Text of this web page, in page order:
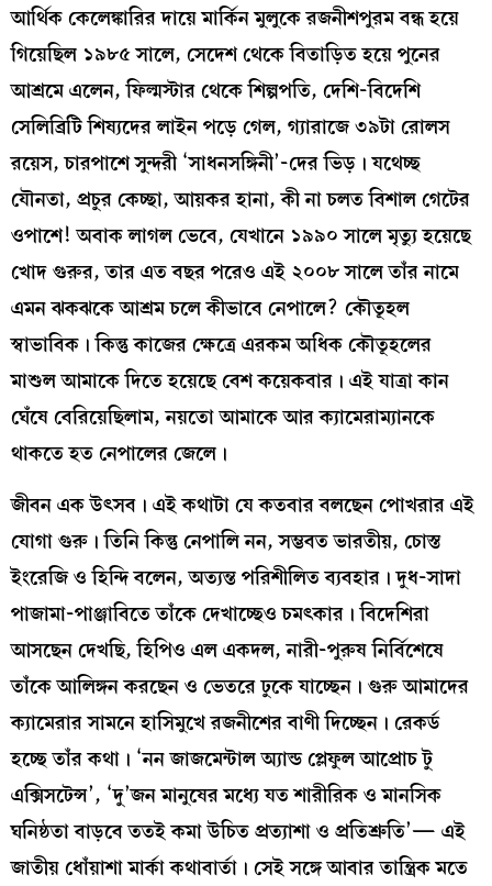
আর্থিক কেলেঙ্কারির দায়ে মার্কিন মুলুকে রজনীশপুরম বন্ধ হয়ে
গিয়েছিল ১৯৮৫ সালে, সেদেশ থেকে বিতাড়িত হয়ে পুনের
আশ্রমে এলেন, ফিল্মস্টার থেকে শিল্পপতি, দেশি-বিদেশি
সেলিব্রিটি শিষ্যদের লাইন পড়ে গেল, গ্যারাজে ৩৯টা রোলস
রয়েস, চারপাশে সুন্দরী ‘সাধনসঙ্গিনী’-দের ভিড়। যথেচ্ছ
যৌনতা, প্রচুর কেচ্ছা, আয়কর হানা, কী না চলত বিশাল গেটের
ওপাশে! অবাক লাগল ভেবে, যেখানে ১৯৯০ সালে মৃত্যু হয়েছে
খোদ গুরুর, তার এত বছর পরেও এই ২০০৮ সালে তাঁর নামে
এমন ঝকঝকে আশ্রম চলে কীভাবে নেপালে? কৌতূহল
স্বাভাবিক। কিন্তু কাজের ক্ষেত্রে এরকম অধিক কৌতূহলের
মাশুল আমাকে দিতে হয়েছে বেশ কয়েকবার। এই যাত্রা কান
ঘেঁষে বেরিয়েছিলাম, নয়তো আমাকে আর ক্যামেরাম্যানকে
থাকতে হত নেপালের জেলে।
জীবন এক উৎসব। এই কথাটা যে কতবার বলছেন পোখরার এই
যোগা গুরু। তিনি কিন্তু নেপালি নন, সম্ভবত ভারতীয়, চোস্ত
ইংরেজি ও হিন্দি বলেন, অত্যন্ত পরিশীলিত ব্যবহার। দুধ-সাদা
পাজামা-পাঞ্জাবিতে তাঁকে দেখাচ্ছেও চমৎকার। বিদেশিরা
আসছেন দেখছি, হিপিও এল একদল, নারী-পুরুষ নির্বিশেষে
তাঁকে আলিঙ্গন করছেন ও ভেতরে ঢুকে যাচ্ছেন। গুরু আমাদের
ক্যামেরার সামনে হাসিমুখে রজনীশের বাণী দিচ্ছেন। রেকর্ড
হচ্ছে তাঁর কথা। ‘নন জাজমেন্টাল অ্যান্ড প্লেফুল আপ্রোচ টু
এক্সিসটেন্স’, ‘দু’জন মানুষের মধ্যে যত শারীরিক ও মানসিক
ঘনিষ্ঠতা বাড়বে ততই কমা উচিত প্রত্যাশা ও প্রতিশ্রুতি’— এই
জাতীয় ধোঁয়াশা মার্কা কথাবার্তা। সেই সঙ্গে আবার তান্ত্রিক মতে